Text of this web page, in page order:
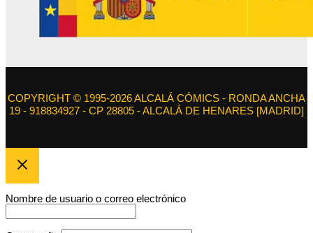
COPYRIGHT © 1995-2026 ALCALÁ CÓMICS - RONDA ANCHA
19 - 918834927 - CP 28805 - ALCALÁ DE HENARES [MADRID]
Nombre de usuario o correo electrónico